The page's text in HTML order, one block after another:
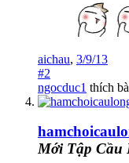
aichau, 3/9/13
#2
ngocduc1 thích
Mới Tập Cầu